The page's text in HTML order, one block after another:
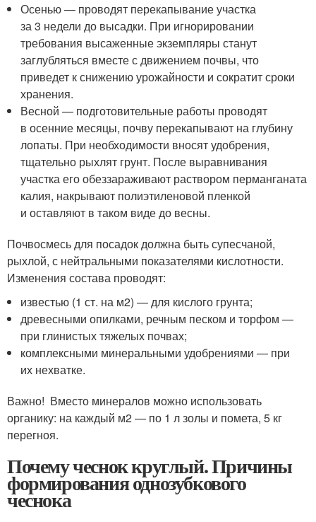
Осенью — проводят перекапывание участка
за 3 недели до высадки. При игнорировании
требования высаженные экземпляры станут
заглубляться вместе с движением почвы, что
приведет к снижению урожайности и сократит сроки
хранения.
Весной — подготовительные работы проводят
в осенние месяцы, почву перекапывают на глубину
лопаты. При необходимости вносят удобрения,
тщательно рыхлят грунт. После выравнивания
участка его обеззараживают раствором перманганата
калия, накрывают полиэтиленовой пленкой
и оставляют в таком виде до весны.
Почвосмесь для посадок должна быть супесчаной,
рыхлой, с нейтральными показателями кислотности.
Изменения состава проводят:
известью (1 ст. на м2) — для кислого грунта;
древесными опилками, речным песком и торфом —
при глинистых тяжелых почвах;
комплексными минеральными удобрениями — при
их нехватке.
Важно! Вместо минералов можно использовать
органику: на каждый м2— по 1 л золы и помета, 5 кг
перегноя.
Почему чеснок круглый. Причины
формирования однозубкового
чеснока